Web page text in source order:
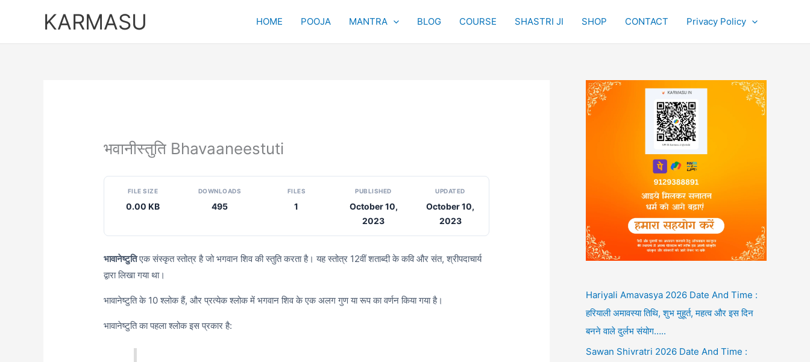
KARMASU HOME POOJA MANTRA BLOG COURSE SHASTRI JI SHOP CONTACT Privacy Policy
भवानीस्तुति Bhavaaneestuti
FILE SIZE
0.00 KB
DOWNLOADS
495
FILES
1
PUBLISHED
October 10,
2023
UPDATED
October 10,
2023
भावानेष्टुतिएक संस्कृत स्तोत्र है जो भगवान शिव की स्तुति करता है। यह स्तोत्र 12वीं शताब्दी के कवि और संत, श्रीपदाचार्य
द्वारा लिखा गया था।
भावानेष्टुति के 10 श्लोक हैं, और प्रत्येक श्लोक में भगवान शिव के एक अलग गुण या रूप का वर्णन किया गया है।
भावानेष्टुति का पहला श्लोक इस प्रकार है:
Hariyali Amavasya 2026 Date And Time :
हरियाली अमावस्या तिथि, शुभ मुहूर्त, महत्व और इस दिन
बनने वाले दुर्लभ संयोग…..
Sawan Shivratri 2026 Date And Time :